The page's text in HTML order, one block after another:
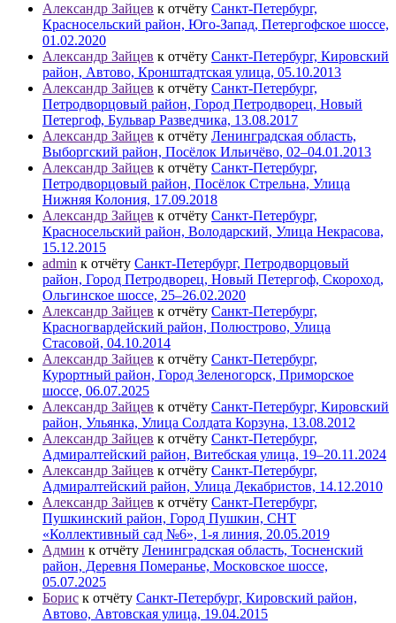
Александр Зайцев к отчёту Санкт-Петербург,
Красносельский район, Юго-Запад, Петергофское шоссе,
01.02.2020
Александр Зайцев к отчёту Санкт-Петербург, Кировский
район, Автово, Кронштадтская улица, 05.10.2013
Александр Зайцев к отчёту Санкт-Петербург,
Петродворцовый район, Город Петродворец, Новый
Петергоф, Бульвар Разведчика, 13.08.2017
Александр Зайцев к отчёту Ленинградская область,
Выборгский район, Посёлок Ильичёво, 02–04.01.2013
Александр Зайцев к отчёту Санкт-Петербург,
Петродворцовый район, Посёлок Стрельна, Улица
Нижняя Колония, 17.09.2018
Александр Зайцев к отчёту Санкт-Петербург,
Красносельский район, Володарский, Улица Некрасова,
15.12.2015
admin к отчёту Санкт-Петербург, Петродворцовый
район, Город Петродворец, Новый Петергоф, Скороход,
Ольгинское шоссе, 25–26.02.2020
Александр Зайцев к отчёту Санкт-Петербург,
Красногвардейский район, Полюстрово, Улица
Стасовой, 04.10.2014
Александр Зайцев к отчёту Санкт-Петербург,
Курортный район, Город Зеленогорск, Приморское
шоссе, 06.07.2025
Александр Зайцев к отчёту Санкт-Петербург, Кировский
район, Ульянка, Улица Солдата Корзуна, 13.08.2012
Александр Зайцев к отчёту Санкт-Петербург,
Адмиралтейский район, Витебская улица, 19–20.11.2024
Александр Зайцев к отчёту Санкт-Петербург,
Адмиралтейский район, Улица Декабристов, 14.12.2010
Александр Зайцев к отчёту Санкт-Петербург,
Пушкинский район, Город Пушкин, СНТ
«Коллективный сад №6», 1-я линия, 20.05.2019
Админ к отчёту Ленинградская область, Тосненский
район, Деревня Померанье, Московское шоссе,
05.07.2025
Борис к отчёту Санкт-Петербург, Кировский район,
Автово, Автовская улица, 19.04.2015